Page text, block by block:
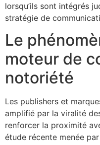
lorsqu’ils sont intégrés
stratégie de
Le
moteur de
notoriété
Les publishers et
amplifié par la viralité
renforcer la proximité
étude récente menée